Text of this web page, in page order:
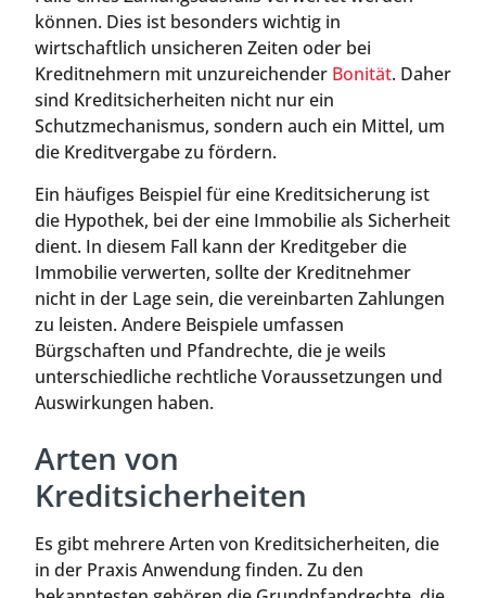
können. Dies ist besonders wichtig in
wirtschaftlich unsicheren Zeiten oder bei
Kreditnehmern mit unzureichender Bonität. Daher
sind Kreditsicherheiten nicht nur ein
Schutzmechanismus, sondern auch ein Mittel, um
die Kreditvergabe zu fördern.
Ein häufiges Beispiel für eine Kreditsicherung ist
die Hypothek, bei der eine Immobilie als Sicherheit
dient. In diesem Fall kann der Kreditgeber die
Immobilie verwerten, sollte der Kreditnehmer
nicht in der Lage sein, die vereinbarten Zahlungen
zu leisten. Andere Beispiele umfassen
Bürgschaften und Pfandrechte, die je weils
unterschiedliche rechtliche Voraussetzungen und
Auswirkungen haben.
Arten von
Kreditsicherheiten
Es gibt mehrere Arten von Kreditsicherheiten, die
in der Praxis Anwendung finden. Zu den